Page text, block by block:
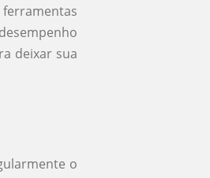
deixar sua
o